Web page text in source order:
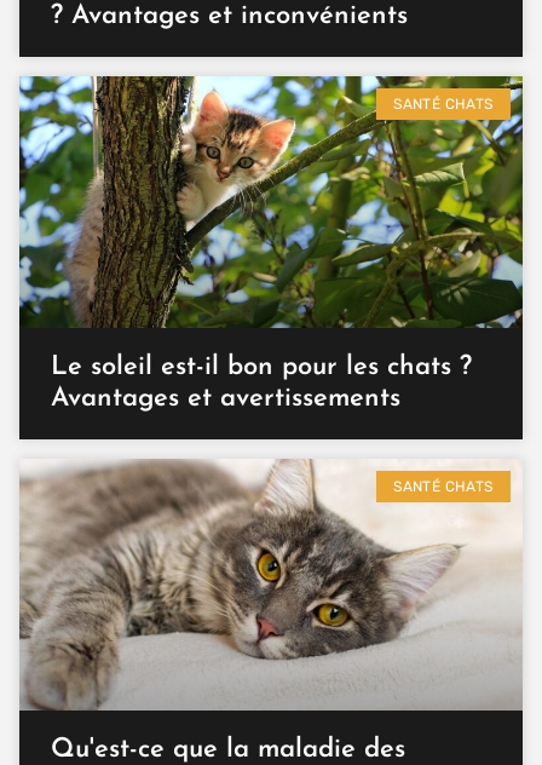
? Avantages et inconvénients
SANTÉ CHATS
Le soleil est-il bon pour les chats ?
Avantages et avertissements
SANTÉ CHATS
Qu'est-ce que la maladie des